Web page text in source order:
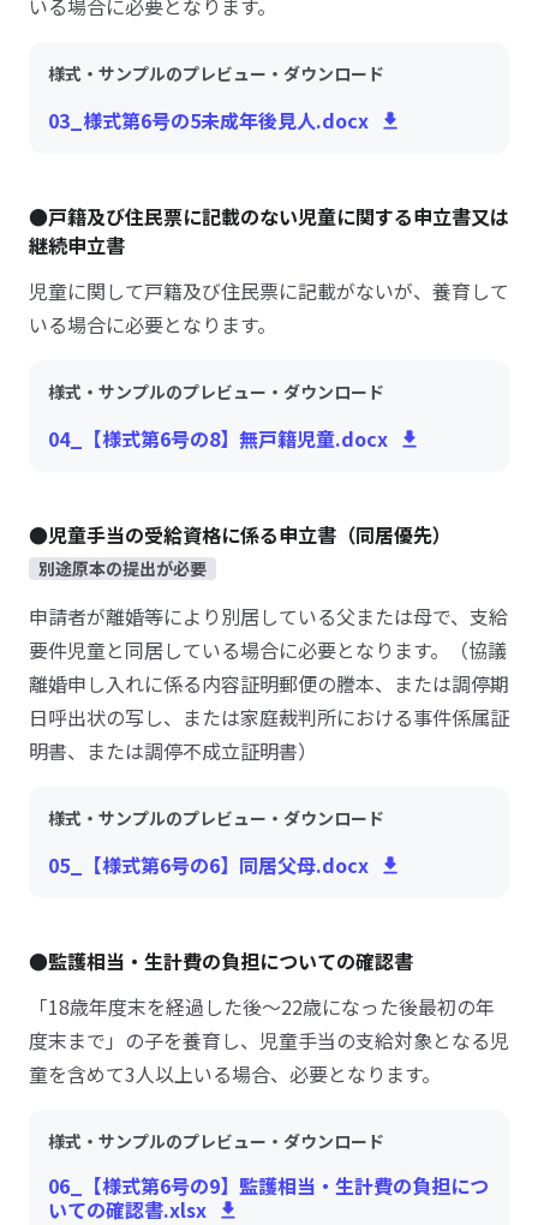
いる場合に必要となります。
様式・サンプルのプレビュー・ダウンロード
03_様式第6号の5未成年後見人.docx
●戸籍及び住民票に記載のない児童に関する申立書又は
継続申立書
児童に関して戸籍及び住民票に記載がないが、養育して
いる場合に必要となります。
様式・サンプルのプレビュー・ダウンロード
04_【様式第6号の8】無戸籍児童.docx
●児童手当の受給資格に係る申立書（同居優先）
別途原本の提出が必要
申請者が離婚等により別居している父または母で、支給
要件児童と同居している場合に必要となります。（協議
離婚申し入れに係る内容証明郵便の謄本、または調停期
日呼出状の写し、または家庭裁判所における事件係属証
明書、または調停不成立証明書）
様式・サンプルのプレビュー・ダウンロード
05_【様式第6号の6】同居父母.docx
●監護相当・生計費の負担についての確認書
「18歳年度末を経過した後～22歳になった後最初の年
度末まで」の子を養育し、児童手当の支給対象となる児
童を含めて3人以上いる場合、必要となります。
様式・サンプルのプレビュー・ダウンロード
06_【様式第6号の9】監護相当・生計費の負担につ
いての確認書.xlsx